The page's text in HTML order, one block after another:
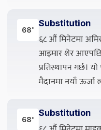
68'
Substitution
६८ औं मिनेटमा
आइमार शेर
प्रतिस्थापन गर्छ।
मैदानमा नयाँ ऊर्जा
68'
Substitution